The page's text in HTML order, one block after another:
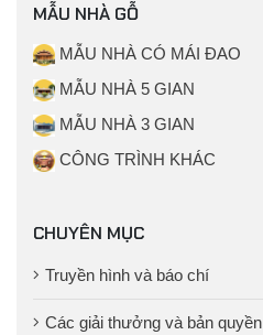
MẪU NHÀ GỖ
MẪU NHÀ CÓ MÁI ĐAO
MẪU NHÀ 5 GIAN
MẪU NHÀ 3 GIAN
CÔNG TRÌNH KHÁC
CHUYÊN MỤC
Truyền hình và báo chí
Các giải thưởng và bản quyền